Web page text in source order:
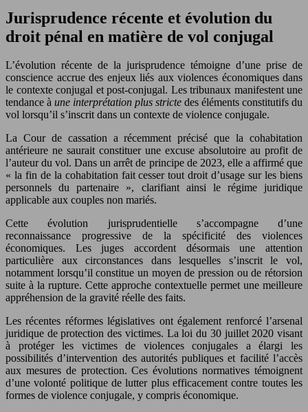
Jurisprudence récente et évolution du
droit pénal en matière de vol conjugal
L’évolution récente de la jurisprudence témoigne d’une prise de
conscience accrue des enjeux liés aux violences économiques dans
le contexte conjugal et post-conjugal. Les tribunaux manifestent une
tendance à une interprétation plus stricte des éléments constitutifs du
vol lorsqu’il s’inscrit dans un contexte de violence conjugale.
La Cour de cassation a récemment précisé que la cohabitation
antérieure ne saurait constituer une excuse absolutoire au profit de
l’auteur du vol. Dans un arrêt de principe de 2023, elle a affirmé que
« la fin de la cohabitation fait cesser tout droit d’usage sur les biens
personnels du partenaire », clarifiant ainsi le régime juridique
applicable aux couples non mariés.
Cette évolution jurisprudentielle s’accompagne d’une
reconnaissance progressive de la spécificité des violences
économiques. Les juges accordent désormais une attention
particulière aux circonstances dans lesquelles s’inscrit le vol,
notamment lorsqu’il constitue un moyen de pression ou de rétorsion
suite à la rupture. Cette approche contextuelle permet une meilleure
appréhension de la gravité réelle des faits.
Les récentes réformes législatives ont également renforcé l’arsenal
juridique de protection des victimes. La loi du 30 juillet 2020 visant
à protéger les victimes de violences conjugales a élargi les
possibilités d’intervention des autorités publiques et facilité l’accès
aux mesures de protection. Ces évolutions normatives témoignent
d’une volonté politique de lutter plus efficacement contre toutes les
formes de violence conjugale, y compris économique.